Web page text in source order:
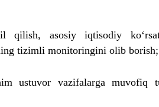
qilish, asosiy iqtisodiy
tizimli monitoringini olib borish;
ustuvor vazifalarga muvofiq